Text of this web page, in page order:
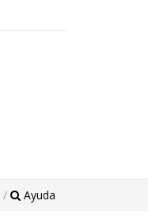
/ Ayuda